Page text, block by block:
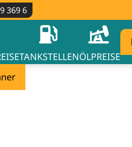
369 6
TANKSTELLENÖLPREISE